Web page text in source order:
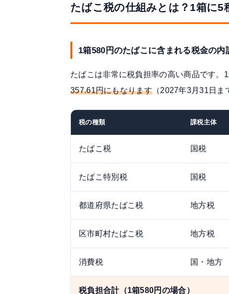
たばこ税の仕組みとは？1箱に5
1箱580円のたばこに含まれる税金の内
たばこは非常に税負担率の高い商品です
357.61円にもなります（2027年3月31日ま
税の種類 課税主体
たばこ税 国税
たばこ特別税 国税
都道府県たばこ税 地方税
区市町村たばこ税 地方税
消費税 国・地方
税負担合計（1箱580円の場合）